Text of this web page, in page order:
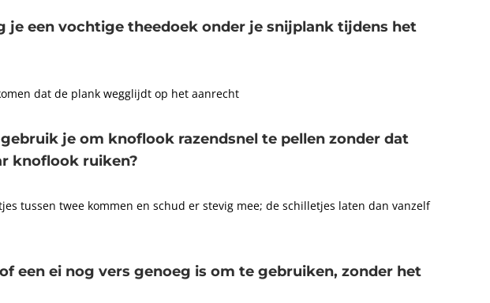
je een vochtige theedoek onder je snijplank tijdens het
dat de plank wegglijdt op het aanrecht
je om knoflook razendsnel te pellen zonder dat
knoflook ruiken?
tussen twee kommen en schud er stevig mee; de schilletjes laten dan vanzelf
een ei nog vers genoeg is om te gebruiken, zonder het